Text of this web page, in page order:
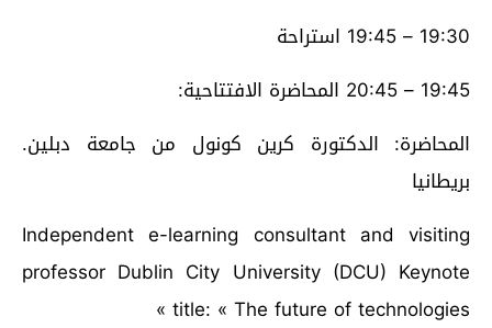
19:30 – 19:45 استراحة
19:45 – 20:45 المحاضرة الافتتاحية:
المحاضرة: الدكتورة كرين كونول من جامعة دبلين.
بريطانيا
Independent e-learning consultant and visiting
professor Dublin City University (DCU) Keynote
title: « The future of technologies »